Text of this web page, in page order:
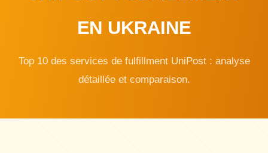
EN UKRAINE
Top 10 des services de fulfillment UniPost : analyse
détaillée et comparaison.